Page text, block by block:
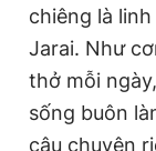
chiêng là
Jarai. Như
thở mỗi
sống buôn
câu chuyện